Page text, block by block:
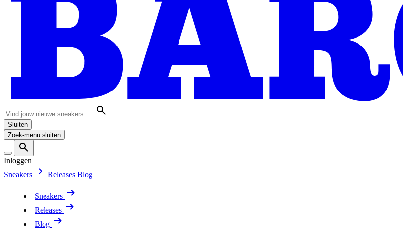
Sluiten
Zoek-menu sluiten
Inloggen
Sneakers
Releases Blog
Sneakers
Releases
Blog